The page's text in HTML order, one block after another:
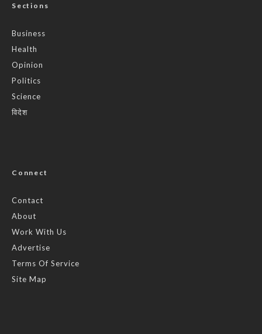
Sections
Business
Health
Opinion
Politics
Science
विदेश
Connect
Contact
About
Work With Us
Advertise
Terms Of Service
Site Map